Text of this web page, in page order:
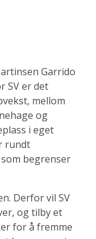
Garrido
SV er det
mellom
og
i eget
rundt
begrenser
Derfor vil SV
og tilby et
for å fremme